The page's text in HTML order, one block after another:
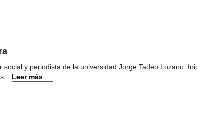
social y periodista de la universidad Jorge Tadeo Lozano.
... Leer más